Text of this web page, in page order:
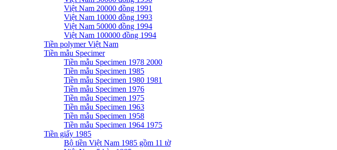
Việt Nam 20000 đồng 1991
Việt Nam 10000 đồng 1993
Việt Nam 50000 đồng 1994
Việt Nam 100000 đồng 1994
Tiền polymer Việt Nam
Tiền mẫu Specimer
Tiền mẫu Specimen 1978 2000
Tiền mẫu Specimen 1985
Tiền mẫu Specimen 1980 1981
Tiền mẫu Specimen 1976
Tiền mẫu Specimen 1975
Tiền mẫu Specimen 1963
Tiền mẫu Specimen 1958
Tiền mẫu Specimen 1964 1975
Tiền giấy 1985
Bộ tiền Việt Nam 1985 gồm 11 tờ